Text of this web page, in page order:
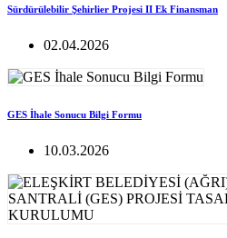
Sürdürülebilir Şehirlier Projesi II Ek Finansman
02.04.2026
GES İhale Sonucu Bilgi Formu
10.03.2026